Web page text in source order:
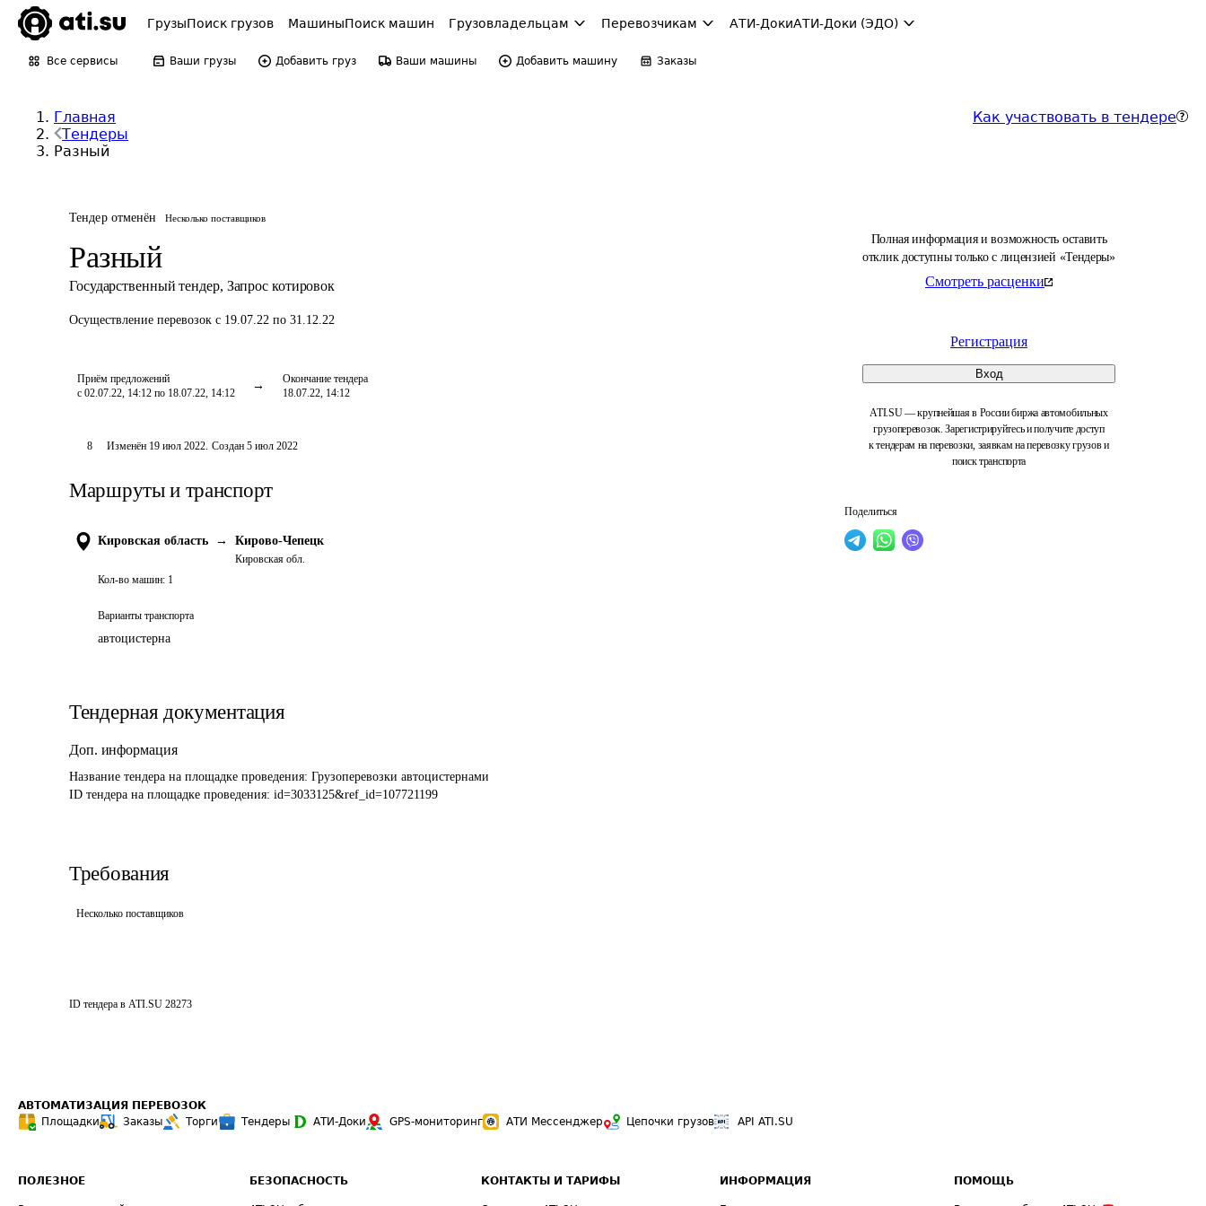
ГрузыПоиск грузов МашиныПоиск машин Грузовладельцам Перевозчикам АТИ-ДокиАТИ-Доки (ЭДО)
Все сервисы Ваши грузы Добавить груз Ваши машины Добавить машину Заказы
Главная
Тендеры
Разный
Как участвовать в тендере
Тендер отменён Несколько поставщиков
Разный
Государственный тендер, Запрос котировок
Осуществление перевозок с 19.07.22 по 31.12.22
Приём предложений
с 02.07.22, 14:12 по 18.07.22, 14:12
Окончание тендера
18.07.22, 14:12
Полная информация и возможность оставить
отклик доступны только с лицензией «Тендеры»
Смотреть расценки
Регистрация
Вход
ATI.SU — крупнейшая в России биржа автомобильных
грузоперевозок. Зарегистрируйтесь и получите доступ
к тендерам на перевозки, заявкам на перевозку грузов и
поиск транспорта
Поделиться
8 Изменён 19 июл 2022. Создан 5 июл 2022
Маршруты и транспорт
Кировская область → Кирово-Чепецк
Кировская обл.
Кол-во машин: 1
Варианты транспорта
автоцистерна
Тендерная документация
Доп. информация
Название тендера на площадке проведения: Грузоперевозки автоцистернами
ID тендера на площадке проведения: id=3033125&ref_id=107721199
Требования
Несколько поставщиков
ID тендера в ATI.SU 28273
АВТОМАТИЗАЦИЯ ПЕРЕВОЗОК
Площадки
Заказы Торги Тендеры АТИ-Доки GPS-мониторинг АТИ Мессенджер Цепочки грузов API ATI.SU
ПОЛЕЗНОЕ БЕЗОПАСНОСТЬ КОНТАКТЫ И ТАРИФЫ ИНФОРМАЦИЯ ПОМОЩЬ